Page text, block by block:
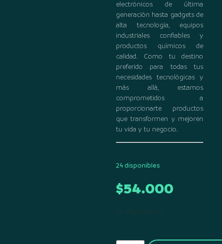
electrónicos de última
generación hasta gadgets de
alta tecnología, equipos
industriales confiables y
productos químicos de
calidad. Como tu destino
preferido para todas tus
necesidades tecnológicas y
más allá, estamos
comprometidos a
proporcionarte productos
que transformen y mejoren
tu vida y tu negocio.
24 disponibles
$54.000
24 disponibles